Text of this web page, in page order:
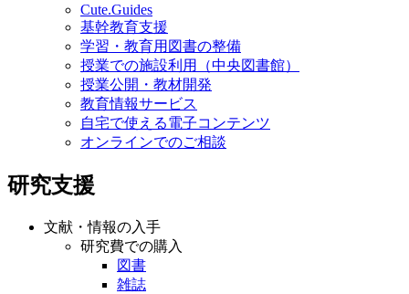
Cute.Guides
基幹教育支援
学習・教育用図書の整備
授業での施設利用（中央図書館）
授業公開・教材開発
教育情報サービス
自宅で使える電子コンテンツ
オンラインでのご相談
研究支援
文献・情報の入手
研究費での購入
図書
雑誌